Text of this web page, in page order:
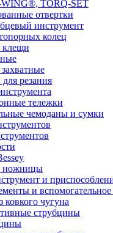
TORQ-SET
отвертки
инструмент
колец
клещи
резания
тележки
чемоданы и сумки
ножницы
и
и вспомогательное
чугуна
струбцины